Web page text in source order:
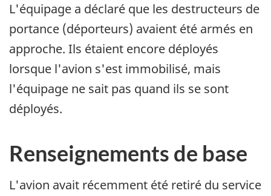
L'équipage a déclaré que les destructeurs de
portance (déporteurs) avaient été armés en
approche. Ils étaient encore déployés
lorsque l'avion s'est immobilisé, mais
l'équipage ne sait pas quand ils se sont
déployés.
Renseignements de base
L'avion avait récemment été retiré du service